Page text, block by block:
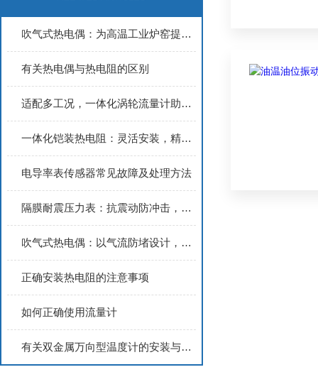
吹气式热电偶：为高温工业炉窑提供精准测温保障
有关热电偶与热电阻的区别
适配多工况，一体化涡轮流量计助力工业流体计量
一体化铠装热电阻：灵活安装，精准测温，满足多样化管道需求
电导率表传感器常见故障及处理方法
隔膜耐震压力表：抗震动防冲击，适配化工介质压力稳定监测
吹气式热电偶：以气流防堵设计，实现化工反应器、冶金炉温精准检测
正确安装热电阻的注意事项
如何正确使用流量计
有关双金属万向型温度计的安装与维护